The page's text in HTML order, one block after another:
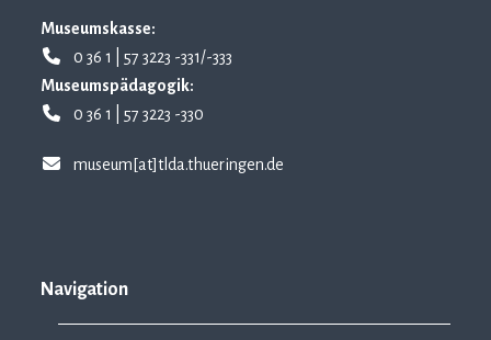
Museumskasse:
0 36 1 | 57 3223 -331/-333
Museumspädagogik:
0 36 1 | 57 3223 -330
museum[at]tlda.thueringen.de
Navigation